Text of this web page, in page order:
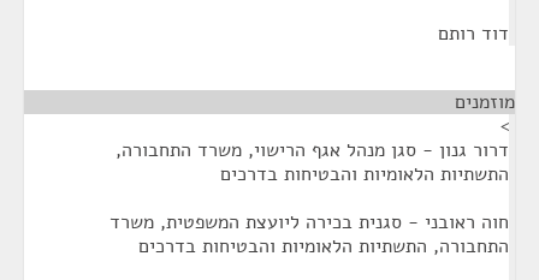
דוד רותם
מוזמנים
>
דרור גנון - סגן מנהל אגף הרישוי, משרד התחבורה,
התשתיות הלאומיות והבטיחות בדרכים
חוה ראובני - סגנית בכירה ליועצת המשפטית, משרד
התחבורה, התשתיות הלאומיות והבטיחות בדרכים